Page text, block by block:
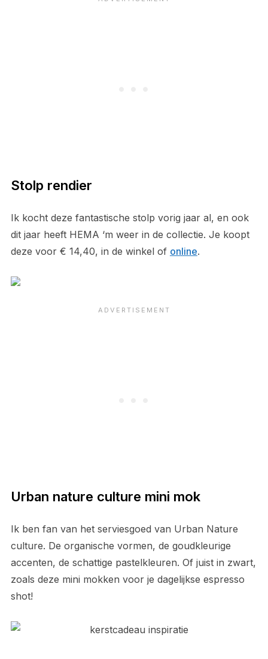
Stolp rendier
Ik kocht deze fantastische stolp vorig jaar al, en ook
dit jaar heeft HEMA ‘m weer in de collectie. Je koopt
deze voor € 14,40, in de winkel of online.
Urban nature culture mini mok
Ik ben fan van het serviesgoed van Urban Nature
culture. De organische vormen, de goudkleurige
accenten, de schattige pastelkleuren. Of juist in zwart,
zoals deze mini mokken voor je dagelijkse espresso
shot!